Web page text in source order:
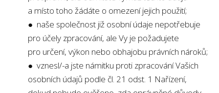
a místo toho žádáte o omezení jejich použití;
● naše společnost již osobní údaje nepotřebuje
pro účely zpracování, ale Vy je požadujete
pro určení, výkon nebo obhajobu právních nároků;
● vznesl/-a jste námitku proti zpracování Vašich
osobních údajů podle čl. 21 odst. 1 Nařízení,